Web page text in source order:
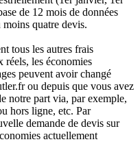
de 12 mois de données
moins quatre devis.
tous les autres frais
les économies
peuvent avoir changé
ou depuis que vous avez
notre part via, par exemple,
hors ligne, etc. Par
demande de devis sur
actuellement